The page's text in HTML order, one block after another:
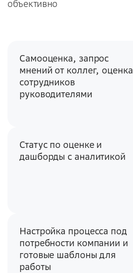
объективно
Самооценка, запрос
мнений от коллег, оценка
сотрудников
руководителями
Статус по оценке и
дашборды с аналитикой
Настройка процесса под
потребности компании и
готовые шаблоны для
работы